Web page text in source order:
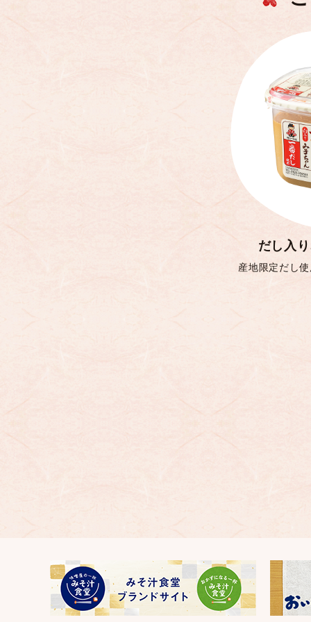
だし入
産地限定だし